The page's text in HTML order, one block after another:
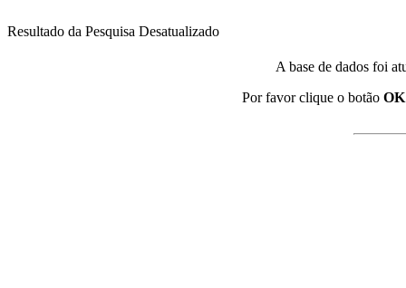
Resultado da Pesquisa Desatualizado
A base de dados foi
Por favor clique o botão OK